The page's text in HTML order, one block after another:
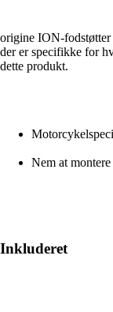
origine ION-fodstøtter
der er specifikke for
dette produkt.
Nem at
Inkluderet